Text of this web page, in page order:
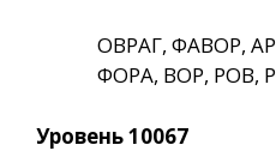
ОВРАГ, ФАВОР,
ФОРА, ВОР, РОВ,
Уровень 10067